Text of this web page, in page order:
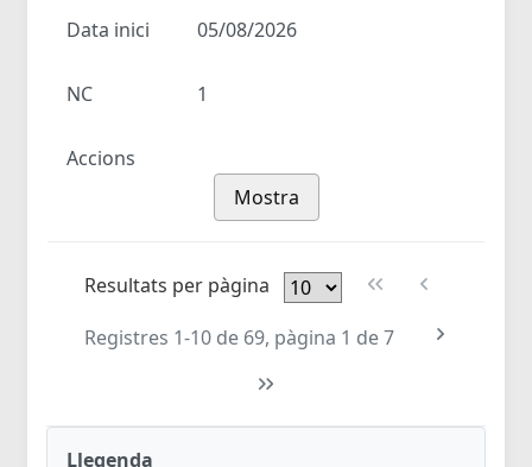
Data inici 05/08/2026
NC 1
Accions
Mostra
Resultats per pàgina
Registres 1-10 de 69, pàgina 1 de 7
Llegenda